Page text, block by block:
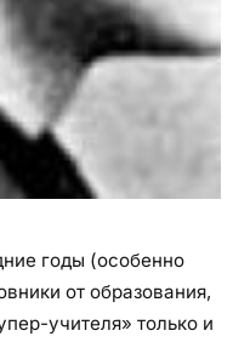
годы (особенно
от образования,
учителя» только и